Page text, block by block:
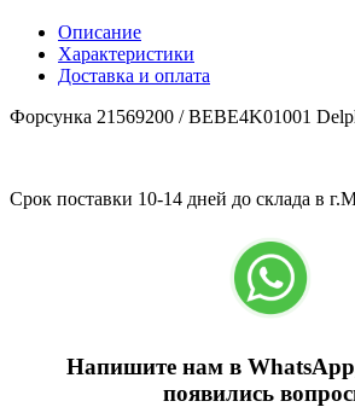
Описание
Характеристики
Доставка и оплата
Форсунка 21569200 / BEBE4K01001
Срок поставки 10-14 дней до склада в
Напишите нам в
появились